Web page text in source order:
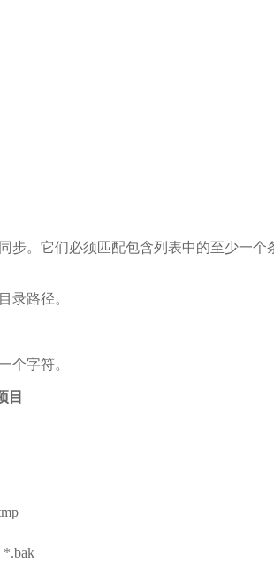
步。它们必须匹配包含列表中的至少一
路径。
字符。
目
*.bak